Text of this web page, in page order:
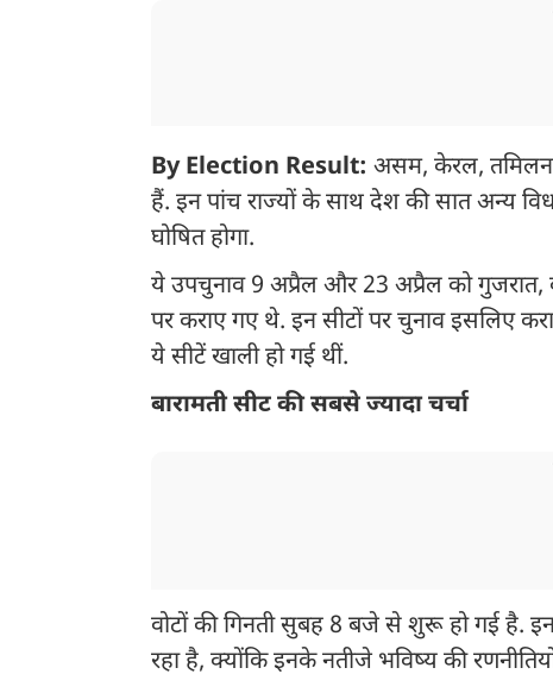
By Election Result: असम, केरल,
हैं. इन पांच राज्यों के साथ देश की सात अन्य
घोषित होगा.
ये उपचुनाव 9 अप्रैल और 23 अप्रैल को गुजरात,
पर कराए गए थे. इन सीटों पर चुनाव इसलिए
ये सीटें खाली हो गई थीं.
बारामती सीट की सबसे ज्यादा चर्चा
वोटों की गिनती सुबह 8 बजे से शुरू हो गई है.
रहा है, क्योंकि इनके नतीजे भविष्य की